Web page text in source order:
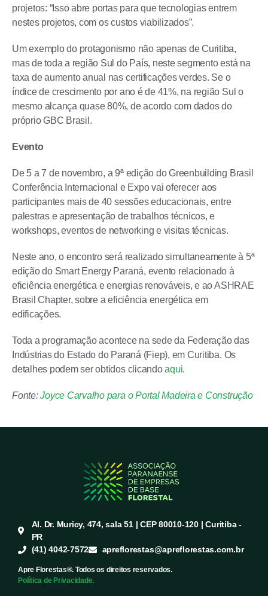
projetos: “Isso abre portas para que tecnologias entrem
nestes projetos, com os custos viabilizados”.
Um exemplo do protagonismo não apenas de Curitiba,
mas de toda a região Sul do País, neste segmento está na
taxa de aumento anual nas certificações verdes. Se o
índice de crescimento por ano é de 41%, na região Sul o
mesmo alcança quase 80%, de acordo com dados do
próprio GBC Brasil.
Evento
De 5 a 7 de novembro, a 9ª edição do Greenbuilding Brasil
Conferência Internacional e Expo vai oferecer aos
participantes mais de 40 sessões educacionais, entre
palestras e apresentação de trabalhos técnicos, e
workshops, eventos de networking e visitas técnicas.
Neste ano, o encontro será realizado simultaneamente à 5ª
edição do Smart Energy Paraná, evento relacionado à
eficiência energética e energias renováveis, e ao ASHRAE
Brasil Chapter, sobre a eficiência energética em
edificações.
Toda a programação acontece na sede da Federação das
Indústrias do Estado do Paraná (Fiep), em Curitiba. Os
detalhes podem ser obtidos clicandoaqui.
Fonte:Joyce Carvalho para o Portal Madeira e Construção
Al. Dr. Muricy, 474, sala 51 | CEP 80010-120 | Curitiba -
PR
(41) 4042-7572
apreflorestas@apreflorestas.com.br
Apre Florestas®. Todos os direitos reservados.
Política de Privacidade.